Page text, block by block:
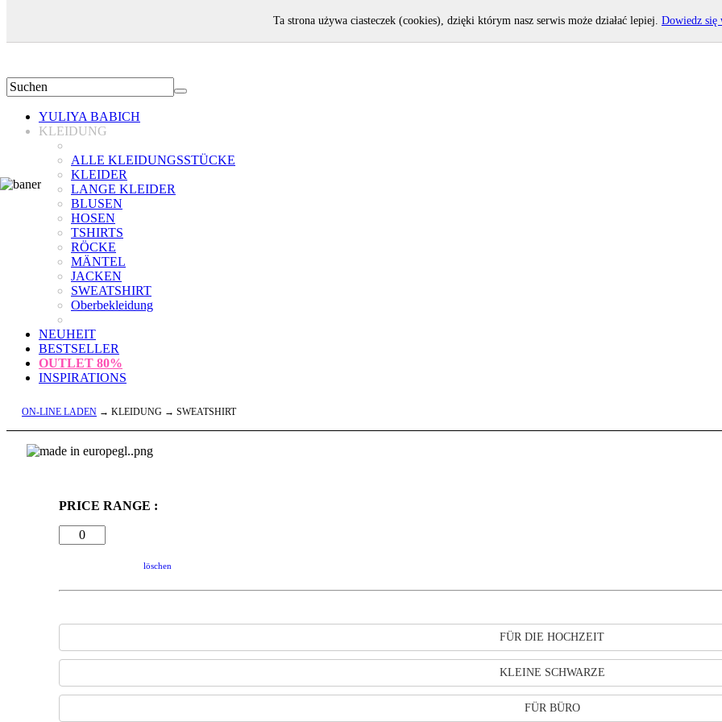
YULIYA BABICH
KLEIDUNG
ALLE KLEIDUNGSSTÜCKE
KLEIDER
LANGE KLEIDER
BLUSEN
HOSEN
TSHIRTS
RÖCKE
MÄNTEL
JACKEN
SWEATSHIRT
Oberbekleidung
NEUHEIT
BESTSELLER
OUTLET 80%
INSPIRATIONS
ON-LINE LADEN → KLEIDUNG → SWEATSHIRT
PRICE RANGE :
löschen
FÜR DIE HOCHZEIT
KLEINE SCHWARZE
FÜR BÜRO
Ta strona używa ciasteczek (cookies), dzięki którym nasz serwis może działać lepiej. Dowiedz się